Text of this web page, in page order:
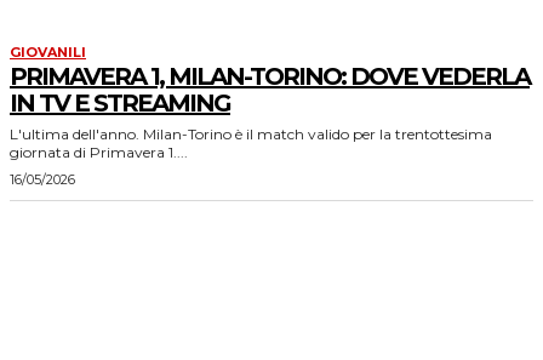
GIOVANILI
PRIMAVERA 1, MILAN-TORINO: DOVE VEDERLA
IN TV E STREAMING
L'ultima dell'anno. Milan-Torino è il match valido per la trentottesima
giornata di Primavera 1....
16/05/2026